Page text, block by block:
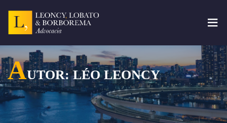
Leoncy
Advocacia
AUTOR:LÉO LEONCY